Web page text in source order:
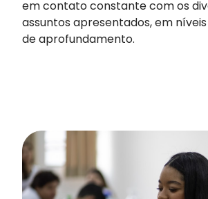
em contato constante com os
assuntos apresentados, em
de aprofundamento.